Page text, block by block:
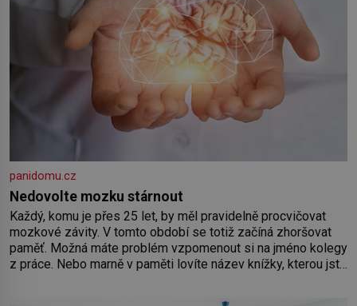
panidomu.cz
Nedovolte mozku stárnout
Každý, komu je přes 25 let, by měl pravidelně procvičovat
mozkové závity. V tomto období se totiž začíná zhoršovat
paměť. Možná máte problém vzpomenout si na jméno kolegy
z práce. Nebo marně v paměti lovíte název knížky, kterou jste